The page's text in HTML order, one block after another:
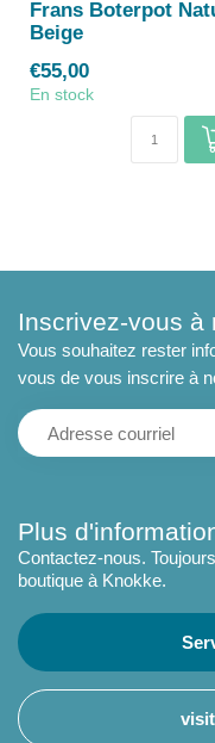
Frans Boterpot
Beige
€55,00
En stock
Plus
Contactez-nous.
boutique à Knokke.
Inscrivez-vous à
Vous souhaitez rester
vous de vous inscrire à